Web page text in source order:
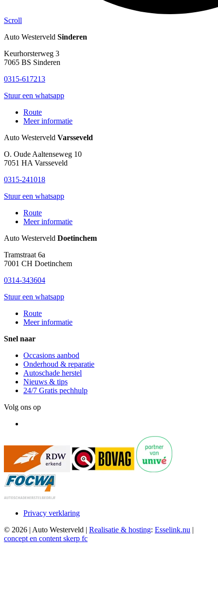
Scroll
Auto Westerveld Sinderen
Keurhorsterweg 3
7065 BS Sinderen
0315-617213
Stuur een whatsapp
Route
Meer informatie
Auto Westerveld Varsseveld
O. Oude Aaltenseweg 10
7051 HA Varsseveld
0315-241018
Stuur een whatsapp
Route
Meer informatie
Auto Westerveld Doetinchem
Tramstraat 6a
7001 CH Doetinchem
0314-343604
Stuur een whatsapp
Route
Meer informatie
Snel naar
Occasions aanbod
Onderhoud & reparatie
Autoschade herstel
Nieuws & tips
24/7 Gratis pechhulp
Volg ons op
Privacy verklaring
© 2026 | Auto Westerveld | Realisatie & hosting: Esselink.nu |
concept en content skerp fc